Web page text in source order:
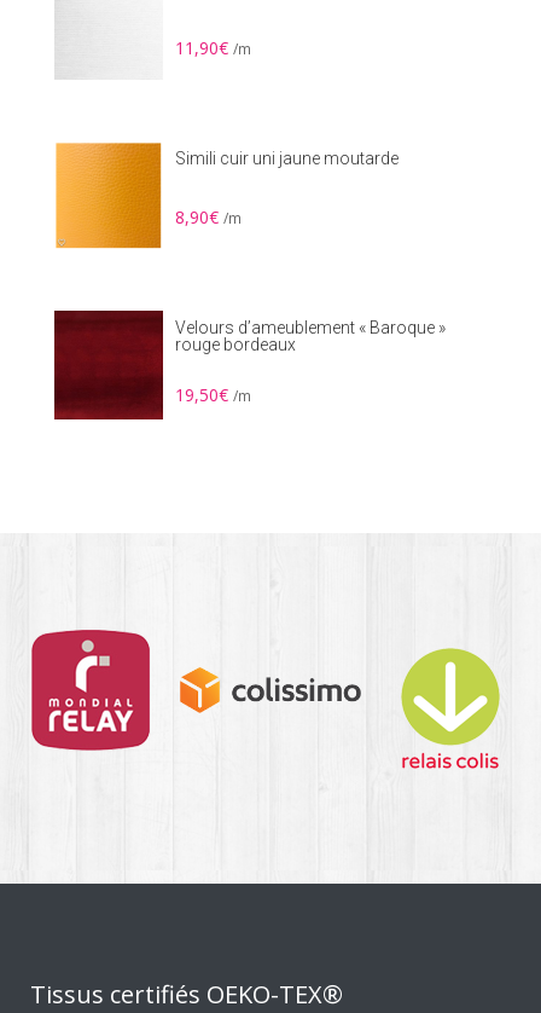
11,90€ /m
Simili cuir uni jaune moutarde
8,90€ /m
Velours d’ameublement « Baroque »
rouge bordeaux
19,50€ /m
Tissus certifiés OEKO-TEX®